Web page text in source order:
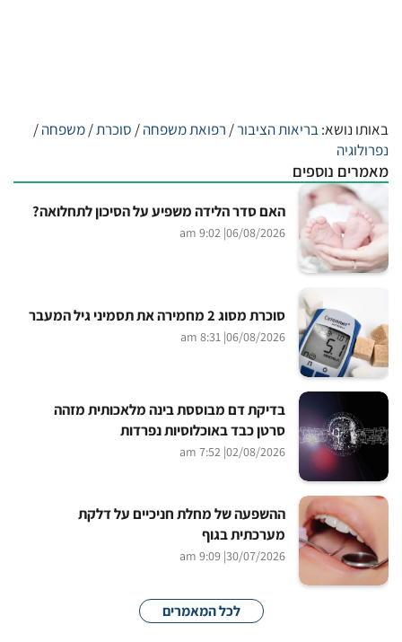
באותו נושא:בריאות הציבור/ רפואת משפחה/ סוכרת/משפחה/
נפרולוגיה
מאמרים נוספים
האם סדר הלידה משפיע על הסיכון לתחלואה?
06/08/2026
| 9:02 am
סוכרת מסוג 2 מחמירה את תסמיני גיל המעבר
06/08/2026
| 8:31 am
בדיקת דם מבוססת בינה מלאכותית מזהה
סרטן כבד באוכלוסיות נפרדות
02/08/2026
| 7:52 am
ההשפעה של מחלת חניכיים על דלקת
מערכתית בגוף
30/07/2026
| 9:09 am
לכל המאמרים